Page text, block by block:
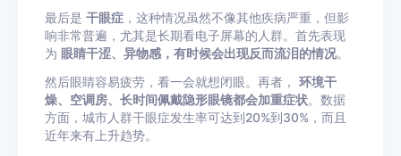
最后是 干眼症 ，这种情况虽然不像其他疾病严重，但影
响非常普遍，尤其是长期看电子屏幕的人群。首先表现
为 眼睛干涩、异物感，有时候会出现反而流泪的情况。
然后眼睛容易疲劳，看一会就想闭眼。再者， 环境干
燥、空调房、长时间佩戴隐形眼镜都会加重症状。数据
方面，城市人群干眼症发生率可达到20%到30%，而且
近年来有上升趋势。